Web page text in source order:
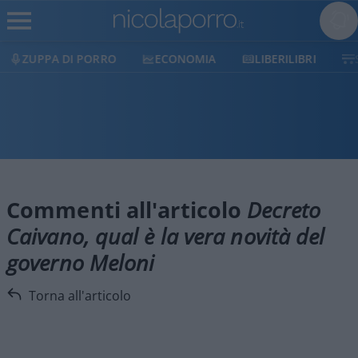
ZUPPA DI PORRO ECONOMIA LIBERILIBRI
Commenti all'articolo Decreto
Caivano, qual è la vera novità del
governo Meloni
Torna all'articolo